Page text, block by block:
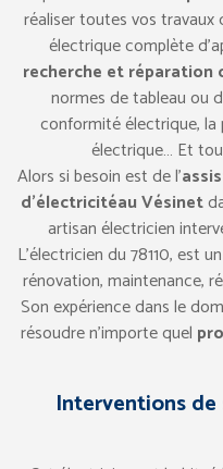
réaliser toutes vos travaux
électrique complète
recherche et réparation
normes de tableau ou
conformité électrique,
électrique… Et
Alors si besoin est de l’
d’électricitéau Vésinet
artisan électricien
L’électricien du 78110, est
rénovation, maintenance,
Son expérience dans le
résoudre n’importe quel
Interventions